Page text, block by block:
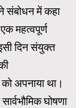
संबोधन में कहा
महत्वपूर्ण
दिन संयुक्त
अपनाया था।
घोषणा